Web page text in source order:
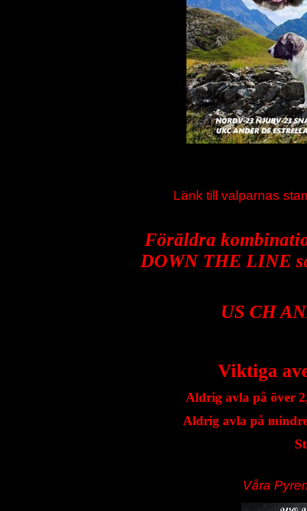
Länk till valparnas
Föräldra
DOWN THE LINE
US CH
Viktiga
Aldrig avla på över
Aldrig avla på
Våra